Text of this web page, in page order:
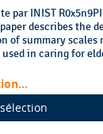
par INIST
describes the
of summary scales
used in caring for